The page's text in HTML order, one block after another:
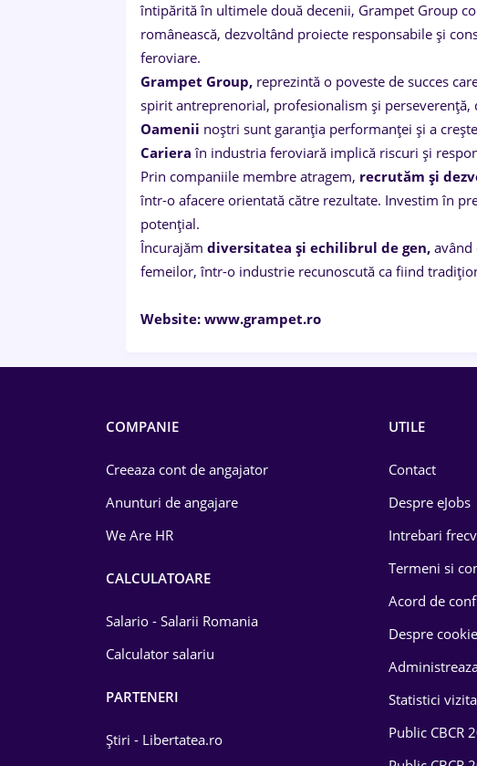
întipărită în ultimele două decenii, Grampet Group
românească, dezvoltând proiecte responsabile şi
feroviare.
Grampet Group, reprezintă o poveste de succes
spirit antreprenorial, profesionalism şi
Oamenii noștri sunt garanţia performanţei şi a
Carieraîn industria feroviară implică riscuri și
Prin companiile membre atragem, recrutăm şi
într-o afacere orientată către rezultate. Investim în
potențial.
Încurajăm diversitatea și echilibrul de gen, având
femeilor, într-o industrie recunoscută ca fiind
Website: www.grampet.ro
COMPANIE
Creeaza cont de angajator
Anunturi de angajare
We Are HR
CALCULATOARE
Salario - Salarii Romania
Calculator salariu
PARTENERI
Știri - Libertatea.ro
UTILE
Contact
Despre eJobs
Intrebari
Termeni si
Acord de
Despre
Statistici
Public CBCR